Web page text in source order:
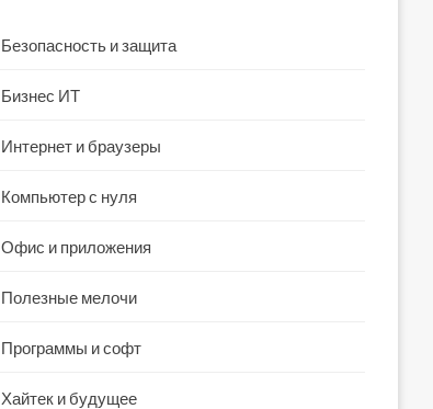
Безопасность и защита
Бизнес ИТ
Интернет и браузеры
Компьютер с нуля
Офис и приложения
Полезные мелочи
Программы и софт
Хайтек и будущее